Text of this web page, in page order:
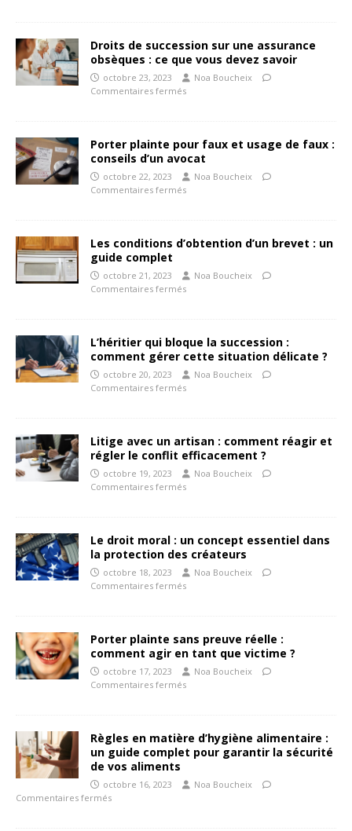
Droits de succession sur une assurance
obsèques : ce que vous devez savoir
octobre 23, 2023
Noa Boucheix
Commentaires fermés
Porter plainte pour faux et usage de faux :
conseils d’un avocat
octobre 22, 2023
Noa Boucheix
Commentaires fermés
Les conditions d’obtention d’un brevet : un
guide complet
octobre 21, 2023
Noa Boucheix
Commentaires fermés
L’héritier qui bloque la succession :
comment gérer cette situation délicate ?
octobre 20, 2023
Noa Boucheix
Commentaires fermés
Litige avec un artisan : comment réagir et
régler le conflit efficacement ?
octobre 19, 2023
Noa Boucheix
Commentaires fermés
Le droit moral : un concept essentiel dans
la protection des créateurs
octobre 18, 2023
Noa Boucheix
Commentaires fermés
Porter plainte sans preuve réelle :
comment agir en tant que victime ?
octobre 17, 2023
Noa Boucheix
Commentaires fermés
Règles en matière d’hygiène alimentaire :
un guide complet pour garantir la sécurité
de vos aliments
octobre 16, 2023
Noa Boucheix
Commentaires fermés